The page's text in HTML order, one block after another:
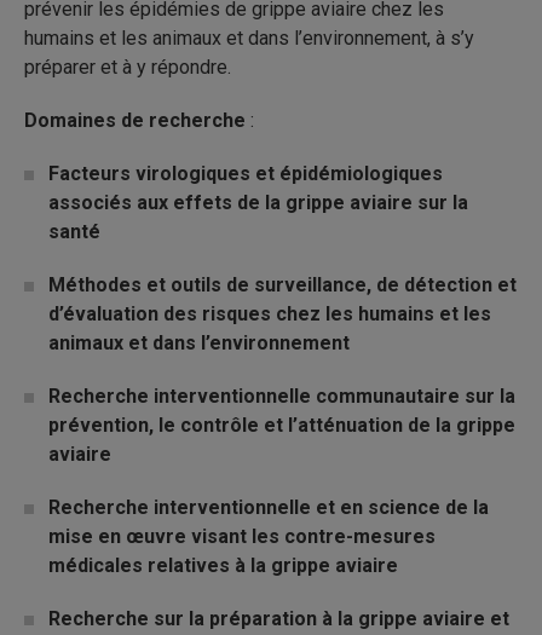
prévenir les épidémies de grippe aviaire chez les
humains et les animaux et dans l’environnement, à s’y
préparer et à y répondre.
Domaines de recherche :
Facteurs virologiques et épidémiologiques
associés aux effets de la grippe aviaire sur la
santé
Méthodes et outils de surveillance, de détection et
d’évaluation des risques chez les humains et les
animaux et dans l’environnement
Recherche interventionnelle communautaire sur la
prévention, le contrôle et l’atténuation de la grippe
aviaire
Recherche interventionnelle et en science de la
mise en œuvre visant les contre-mesures
médicales relatives à la grippe aviaire
Recherche sur la préparation à la grippe aviaire et